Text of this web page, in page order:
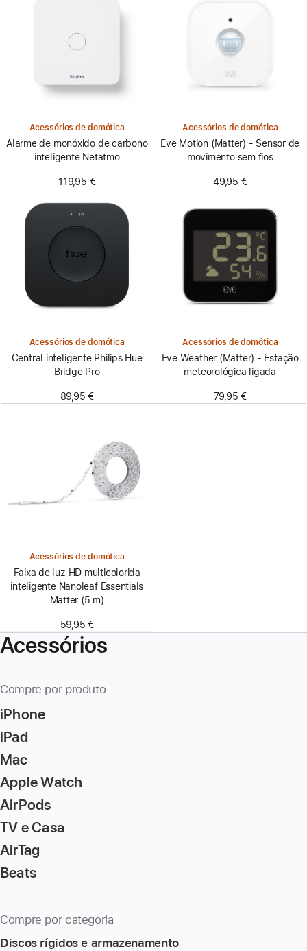
Acessórios de domótica
Alarme de monóxido de carbono
inteligente Netatmo
119,95 €
Acessórios de domótica
Eve Motion (Matter) - Sensor de
movimento sem fios
49,95 €
Acessórios de domótica
Central inteligente Philips Hue
Bridge Pro
89,95 €
Acessórios de domótica
Eve Weather (Matter) - Estação
meteorológica ligada
79,95 €
Acessórios de domótica
Faixa de luz HD multicolorida
inteligente Nanoleaf Essentials
Matter (5 m)
59,95 €
Acessórios
Compre por produto
iPhone
iPad
Mac
Apple Watch
AirPods
TV e Casa
AirTag
Beats
Compre por categoria
Discos rígidos e armazenamento